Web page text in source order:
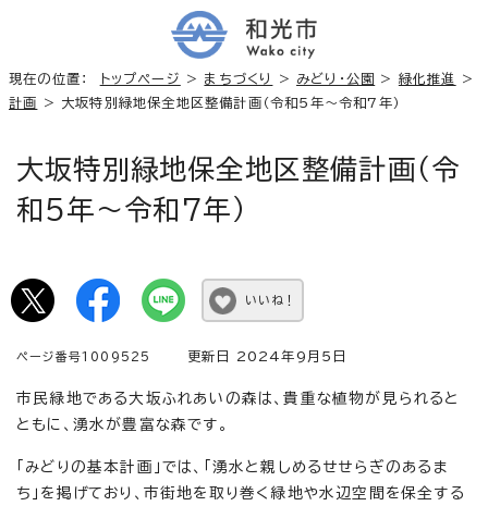
現在の位置： トップページ > まちづくり > みどり・公園 > 緑化推進
>
計画
> 大坂特別緑地保全地区整備計画（令和5年～令和7年）
大坂特別緑地保全地区整備計画（令
和5年～令和7年）
いいね！
ページ番号1009525 更新日 2024年9月5日
市民緑地である大坂ふれあいの森は、貴重な植物が見られると
ともに、湧水が豊富な森です。
「みどりの基本計画」では、「湧水と親しめるせせらぎのあるま
ち」を掲げており、市街地を取り巻く緑地や水辺空間を保全する